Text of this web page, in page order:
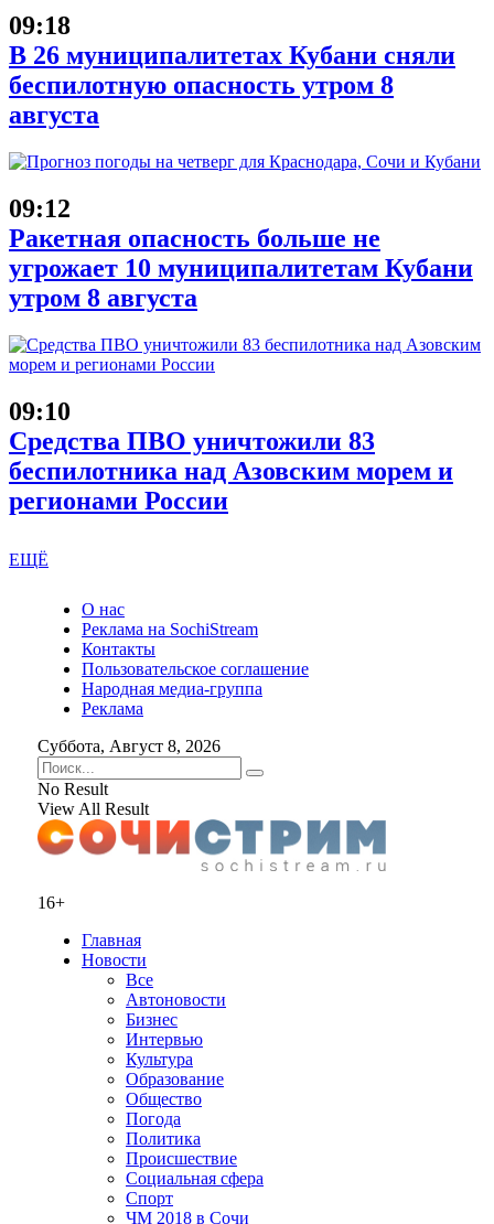
09:18
В 26 муниципалитетах Кубани сняли
беспилотную опасность утром 8
августа
09:12
Ракетная опасность больше не
угрожает 10 муниципалитетам Кубани
утром 8 августа
09:10
Средства ПВО уничтожили 83
беспилотника над Азовским морем и
регионами России
ЕЩЁ
О нас
Реклама на SochiStream
Контакты
Пользовательское соглашение
Народная медиа-группа
Реклама
Суббота, Август 8, 2026
No Result
View All Result
16+
Главная
Новости
Все
Автоновости
Бизнес
Интервью
Культура
Образование
Общество
Погода
Политика
Происшествие
Социальная сфера
Спорт
ЧМ 2018 в Сочи